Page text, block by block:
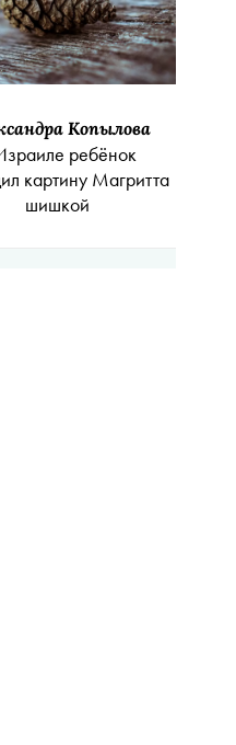
Копылова
ребёнок
картину Магритта
шишкой